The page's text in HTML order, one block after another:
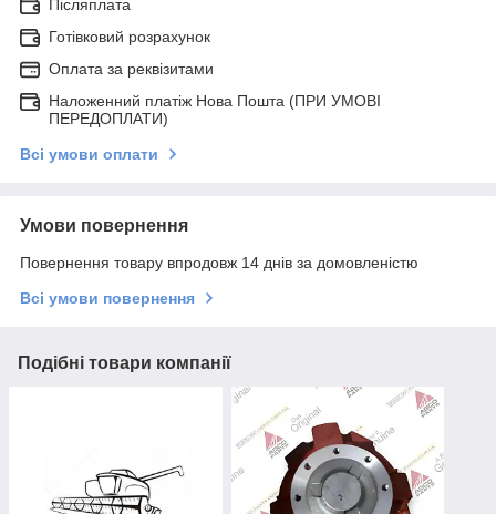
Післяплата
Готівковий розрахунок
Оплата за реквізитами
Наложенний платіж Нова Пошта (ПРИ УМОВІ
ПЕРЕДОПЛАТИ)
Всі умови оплати
Умови повернення
Повернення товару впродовж 14 днів за домовленістю
Всі умови повернення
Подібні товари компанії